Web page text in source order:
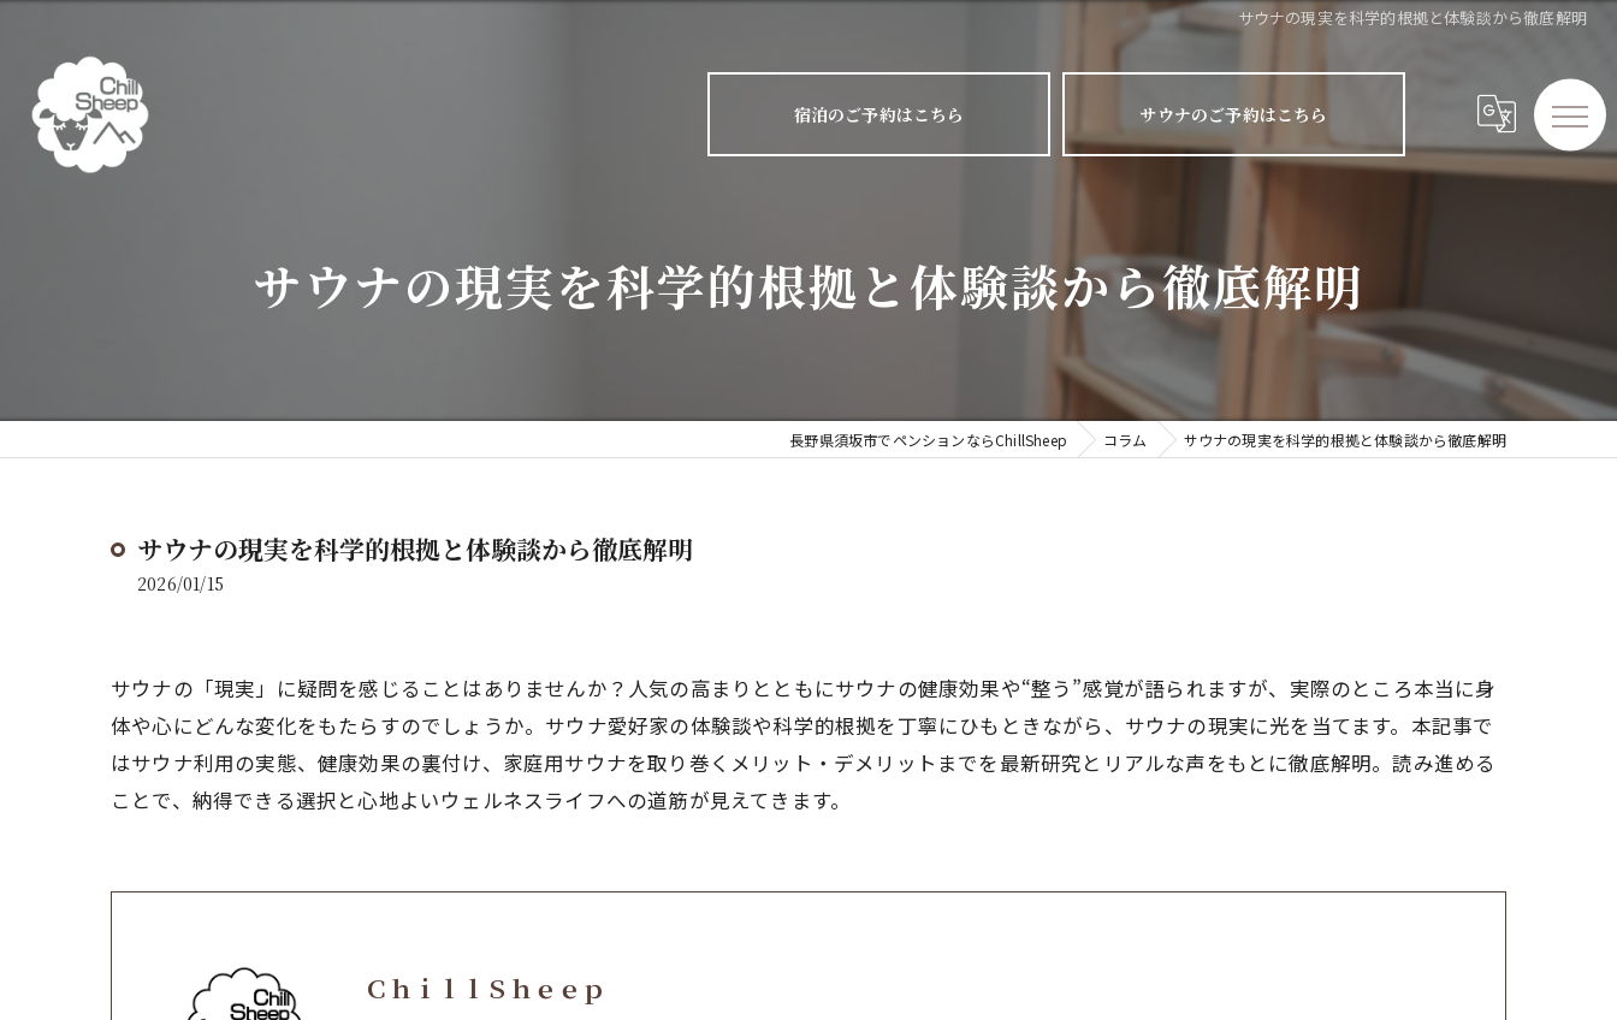
サウナの現実を科学的根拠と体験談から徹底解明
宿泊のご予約はこちら サウナのご予約はこちら
サウナの現実を科学的根拠と体験談から徹底解明
長野県須坂市でペンションならChillSheep コラム サウナの現実を科学的根拠と体験談から徹底解明
サウナの現実を科学的根拠と体験談から徹底解明
2026/01/15
サウナの「現実」に疑問を感じることはありませんか？人気の高まりとともにサウナの健康効果や“整う”感覚が語られますが、実際のところ本当に身
体や心にどんな変化をもたらすのでしょうか。サウナ愛好家の体験談や科学的根拠を丁寧にひもときながら、サウナの現実に光を当てます。本記事で
はサウナ利用の実態、健康効果の裏付け、家庭用サウナを取り巻くメリット・デメリットまでを最新研究とリアルな声をもとに徹底解明。読み進める
ことで、納得できる選択と心地よいウェルネスライフへの道筋が見えてきます。
ＣｈｉｌｌＳｈｅｅｐ